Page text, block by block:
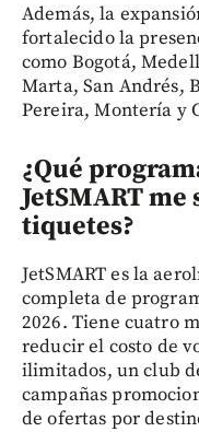
Además, la
fortalecido la
como Bogotá,
Marta, San Andrés,
Pereira, Montería y
¿Qué
JetSMART
tiquetes?
JetSMART es la
completa de
2026. Tiene cuatro
reducir el costo de
ilimitados, un club
campañas
de ofertas por